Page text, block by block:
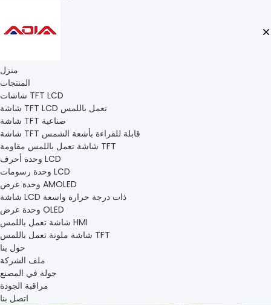
منزل
المنتجات
شاشات TFT LCD
شاشة TFT LCD تعمل باللمس
شاشة TFT صناعية
شاشة TFT قابلة للقراءة بأشعة الشمس
شاشة تعمل باللمس مقاومة TFT
وحدة أحرف LCD
وحدة رسومات LCD
وحدة عرض AMOLED
شاشة LCD ذات درجة حرارة واسعة
وحدة عرض OLED
شاشة تعمل باللمس HMI
شاشة ملونة تعمل باللمس TFT
حول بنا
ملف الشركة
جولة في المصنع
مراقبة الجودة
اتصل بنا